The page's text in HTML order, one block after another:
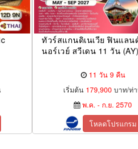
ทัวร์สแกนดิเนเวีย ฟินแลน
นอร์เวย์ สวีเดน 11 วัน (AY)
11 วัน 9 คืน
เริ่มต้น 179,900 บาท/ท่
พ.ค. - ก.ย. 2570
โหลดโปรแกรม